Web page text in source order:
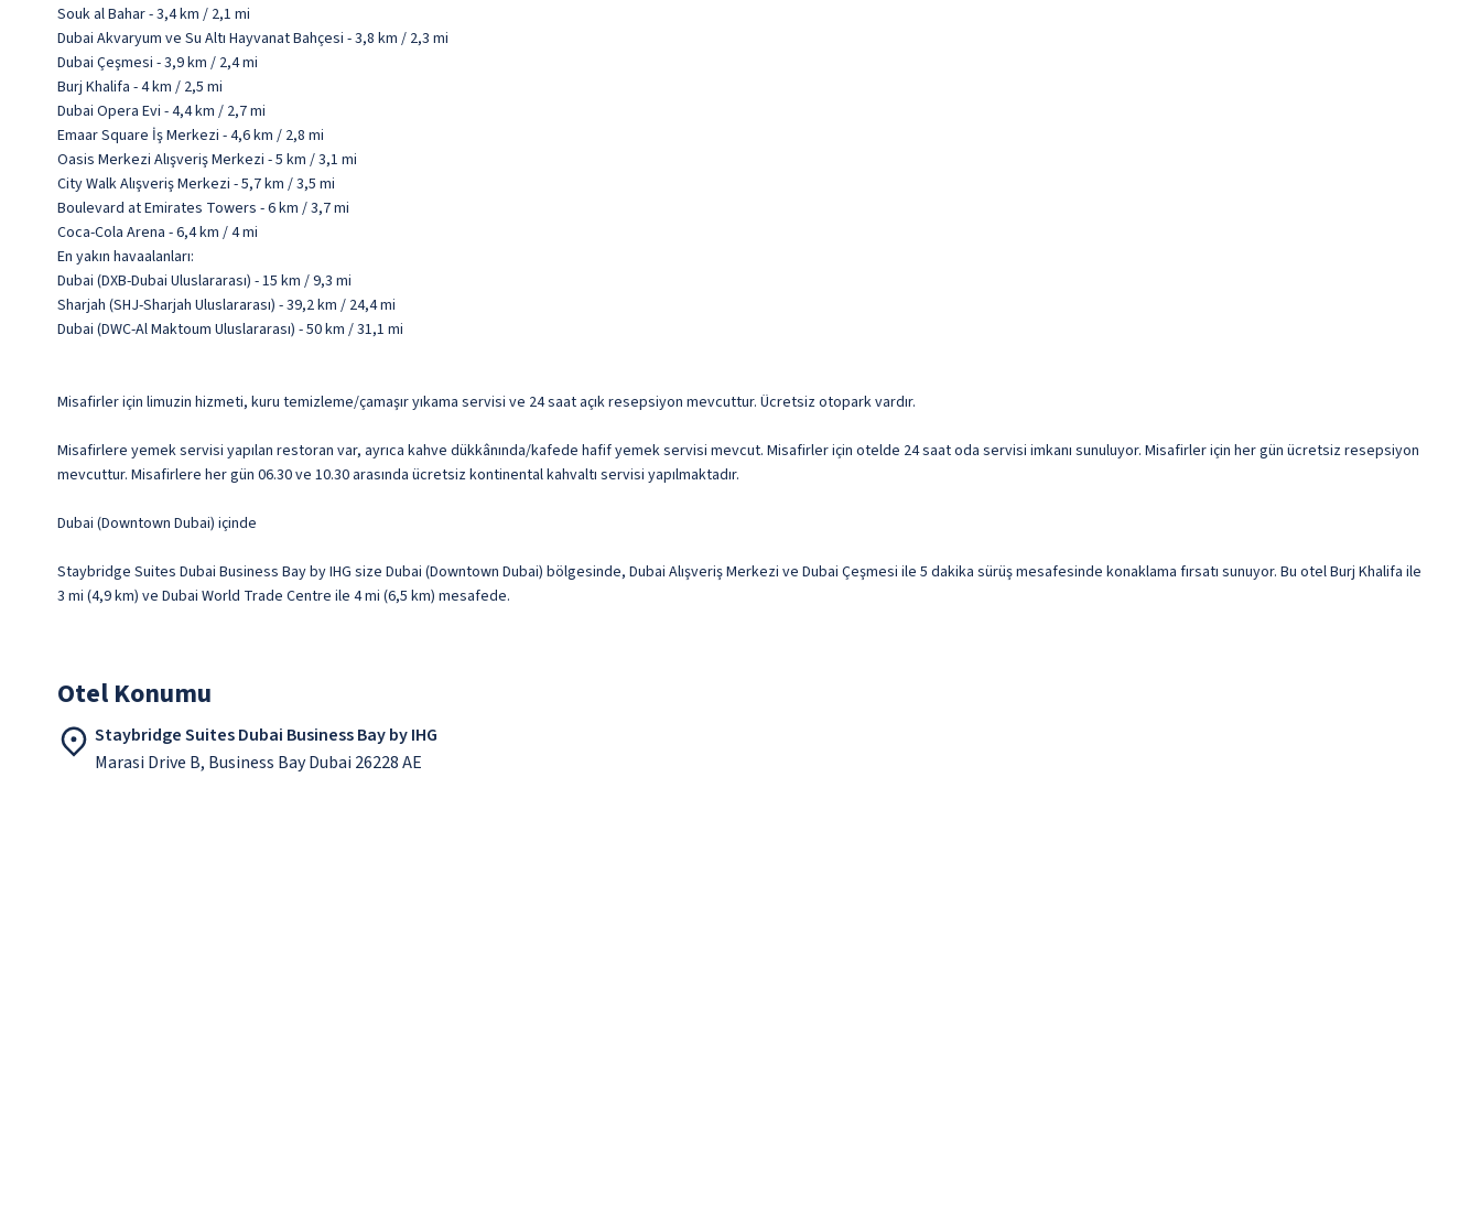
Souk al Bahar - 3,4 km / 2,1 mi
Dubai Akvaryum ve Su Altı Hayvanat Bahçesi - 3,8 km / 2,3 mi
Dubai Çeşmesi - 3,9 km / 2,4 mi
Burj Khalifa - 4 km / 2,5 mi
Dubai Opera Evi - 4,4 km / 2,7 mi
Emaar Square İş Merkezi - 4,6 km / 2,8 mi
Oasis Merkezi Alışveriş Merkezi - 5 km / 3,1 mi
City Walk Alışveriş Merkezi - 5,7 km / 3,5 mi
Boulevard at Emirates Towers - 6 km / 3,7 mi
Coca-Cola Arena - 6,4 km / 4 mi
En yakın havaalanları:
Dubai (DXB-Dubai Uluslararası) - 15 km / 9,3 mi
Sharjah (SHJ-Sharjah Uluslararası) - 39,2 km / 24,4 mi
Dubai (DWC-Al Maktoum Uluslararası) - 50 km / 31,1 mi
Misafirler için limuzin hizmeti, kuru temizleme/çamaşır yıkama servisi ve 24 saat açık resepsiyon mevcuttur. Ücretsiz otopark vardır.
Misafirlere yemek servisi yapılan restoran var, ayrıca kahve dükkânında/kafede hafif yemek servisi mevcut. Misafirler için otelde 24 saat oda servisi imkanı sunuluyor. Misafirler için her gün ücretsiz resepsiyon
mevcuttur. Misafirlere her gün 06.30 ve 10.30 arasında ücretsiz kontinental kahvaltı servisi yapılmaktadır.
Dubai (Downtown Dubai) içinde
Staybridge Suites Dubai Business Bay by IHG size Dubai (Downtown Dubai) bölgesinde, Dubai Alışveriş Merkezi ve Dubai Çeşmesi ile 5 dakika sürüş mesafesinde konaklama fırsatı sunuyor. Bu otel Burj Khalifa ile
3 mi (4,9 km) ve Dubai World Trade Centre ile 4 mi (6,5 km) mesafede.
Otel Konumu
Staybridge Suites Dubai Business Bay by IHG
Marasi Drive B, Business Bay Dubai 26228 AE